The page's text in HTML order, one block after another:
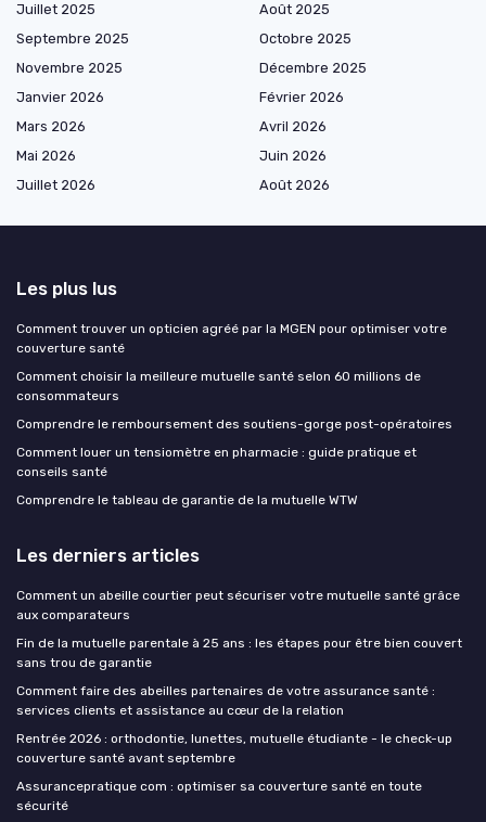
Juillet 2025
Août 2025
Septembre 2025
Octobre 2025
Novembre 2025
Décembre 2025
Janvier 2026
Février 2026
Mars 2026
Avril 2026
Mai 2026
Juin 2026
Juillet 2026
Août 2026
Les plus lus
Comment trouver un opticien agréé par la MGEN pour optimiser votre
couverture santé
Comment choisir la meilleure mutuelle santé selon 60 millions de
consommateurs
Comprendre le remboursement des soutiens-gorge post-opératoires
Comment louer un tensiomètre en pharmacie : guide pratique et
conseils santé
Comprendre le tableau de garantie de la mutuelle WTW
Les derniers articles
Comment un abeille courtier peut sécuriser votre mutuelle santé grâce
aux comparateurs
Fin de la mutuelle parentale à 25 ans : les étapes pour être bien couvert
sans trou de garantie
Comment faire des abeilles partenaires de votre assurance santé :
services clients et assistance au cœur de la relation
Rentrée 2026 : orthodontie, lunettes, mutuelle étudiante - le check-up
couverture santé avant septembre
Assurancepratique com : optimiser sa couverture santé en toute
sécurité